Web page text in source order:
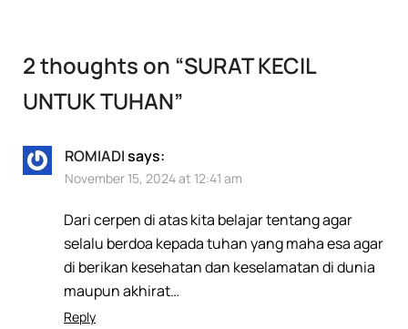
2 thoughts on “SURAT KECIL
UNTUK TUHAN”
ROMIADIsays:
November 15, 2024 at 12:41 am
Dari cerpen di atas kita belajar tentang agar
selalu berdoa kepada tuhan yang maha esa agar
di berikan kesehatan dan keselamatan di dunia
maupun akhirat…
Reply